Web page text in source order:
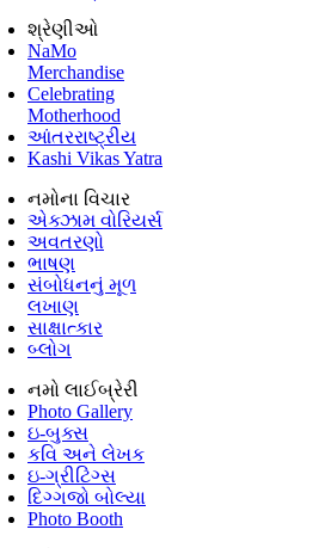
શ્રેણીઓ
NaMo
Merchandise
Celebrating
Motherhood
આંતરરાષ્ટ્રીય
Kashi Vikas Yatra
નમોના વિચાર
એક્ઝામ વોરિયર્સ
અવતરણો
ભાષણ
સંબોધનનું મૂળ
લખાણ
સાક્ષાત્કાર
બ્લોગ
નમો લાઈબ્રેરી
Photo Gallery
ઇ-બુક્સ
કવિ અને લેખક
ઇ-ગ્રીટિંગ્સ
દિગ્ગજો બોલ્યા
Photo Booth